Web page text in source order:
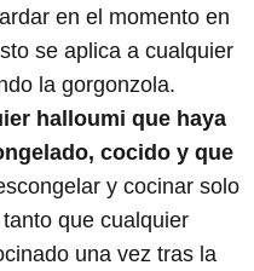
en el momento en
se aplica a cualquier
la gorgonzola.
halloumi que haya
cocido y que
y cocinar solo
que cualquier
una vez tras la